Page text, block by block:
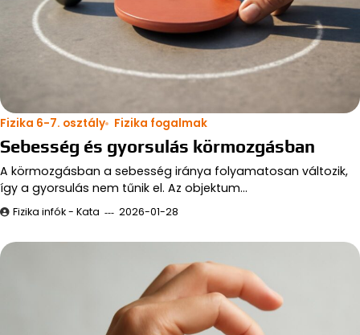
Fizika 6-7. osztály Fizika fogalmak
Sebesség és gyorsulás körmozgásban
A körmozgásban a sebesség iránya folyamatosan változik,
így a gyorsulás nem tűnik el. Az objektum…
Fizika infók - Kata 2026-01-28